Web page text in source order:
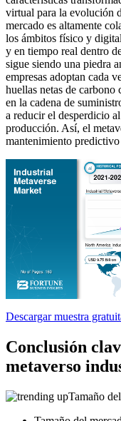
virtual para la evolución
mercado es altamente
los ámbitos físico y
y en tiempo real dentro
sigue siendo una piedra
empresas adoptan cada
huellas netas de carbono
en la cadena de
a reducir el desperdicio
producción. Así, el
mantenimiento
Descargar muestra
Conclusión
metaverso
Tamaño